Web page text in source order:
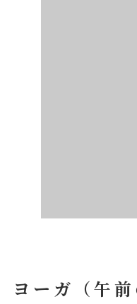
ヨーガ（午